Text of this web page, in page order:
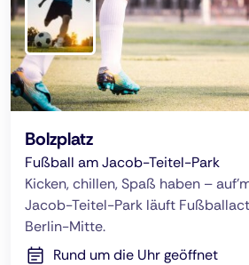
Bolzplatz
Fußball am Jacob-Teitel-Park
Kicken, chillen, Spaß haben –
Jacob-Teitel-Park läuft
Berlin-Mitte.
Rund um die Uhr geöffnet